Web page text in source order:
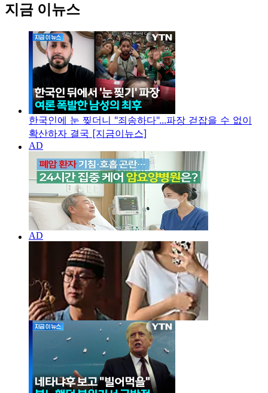
지금 이뉴스
한국인에 눈 찢더니 "죄송하다"...파장 걷잡을 수 없이
확산하자 결국 [지금이뉴스]